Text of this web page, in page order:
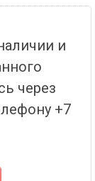
и
через
+7